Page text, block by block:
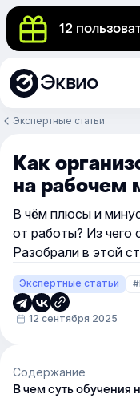
12
Эквио
Экспертные статьи
Как
на рабочем
В чём плюсы и
от работы? Из чего
Разобрали в этой
Экспертные статьи
12 сентября 2025
Содержание
В чем суть обучения